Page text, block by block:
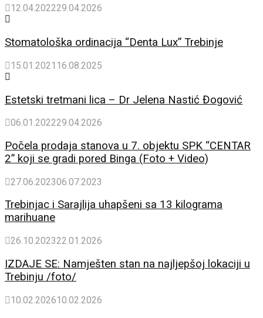
12.04.202229.04.2026
Stomatološka ordinacija “Denta Lux” Trebinje
15.01.2021 16.08.2025
Estetski tretmani lica – Dr Jelena Nastić Đogović
06.01.202229.04.2026
Počela prodaja stanova u 7. objektu SPK “CENTAR
2” koji se gradi pored Binga (Foto + Video)
27.06.202306.07.2023
Trebinjac i Sarajlija uhapšeni sa 13 kilograma
marihuane
26.10.202322.01.2026
IZDAJE SE: Namješten stan na najljepšoj lokaciji u
Trebinju /foto/
10.02.202610.02.2026